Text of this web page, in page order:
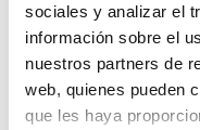
sociales y analizar el
información sobre el
nuestros partners de
web, quienes pueden
que les haya
INFORMACIÓN ADICIONAL